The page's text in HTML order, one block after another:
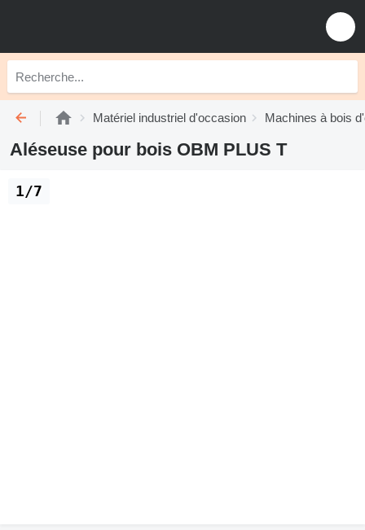
Matériel industriel d'occasion Machines à bois
Aléseuse pour bois OBM PLUS T
1/7